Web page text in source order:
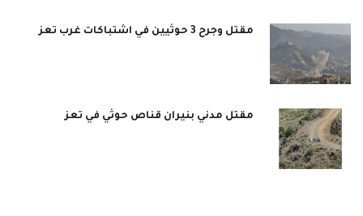
مقتل وجرح 3 حوثيين في اشتباكات غرب تعز
مقتل مدني بنيران قناص حوثي في تعز